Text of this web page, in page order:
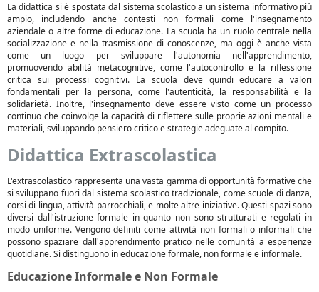
La didattica si è spostata dal sistema scolastico a un sistema informativo più
ampio, includendo anche contesti non formali come l'insegnamento
aziendale o altre forme di educazione. La scuola ha un ruolo centrale nella
socializzazione e nella trasmissione di conoscenze, ma oggi è anche vista
come un luogo per sviluppare l'autonomia nell'apprendimento,
promuovendo abilità metacognitive, come l'autocontrollo e la riflessione
critica sui processi cognitivi. La scuola deve quindi educare a valori
fondamentali per la persona, come l'autenticità, la responsabilità e la
solidarietà. Inoltre, l'insegnamento deve essere visto come un processo
continuo che coinvolge la capacità di riflettere sulle proprie azioni mentali e
materiali, sviluppando pensiero critico e strategie adeguate al compito.
Didattica Extrascolastica
L'extrascolastico rappresenta una vasta gamma di opportunità formative che
si sviluppano fuori dal sistema scolastico tradizionale, come scuole di danza,
corsi di lingua, attività parrocchiali, e molte altre iniziative. Questi spazi sono
diversi dall'istruzione formale in quanto non sono strutturati e regolati in
modo uniforme. Vengono definiti come attività non formali o informali che
possono spaziare dall'apprendimento pratico nelle comunità a esperienze
quotidiane. Si distinguono in educazione formale, non formale e informale.
Educazione Informale e Non Formale